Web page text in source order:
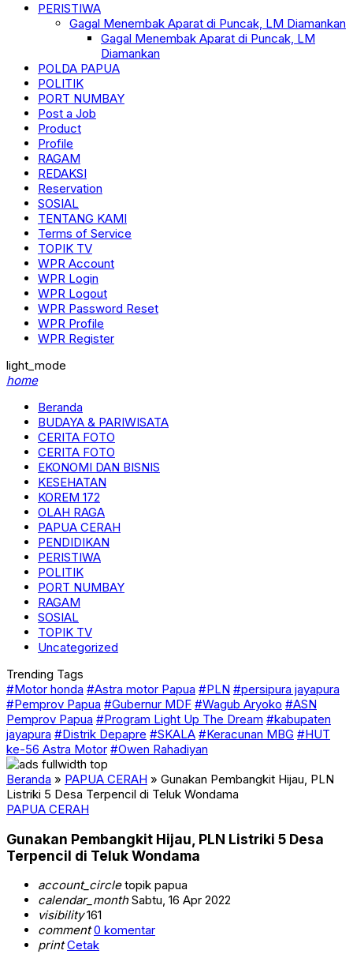
PERISTIWA
Gagal Menembak Aparat di Puncak, LM Diamankan
Gagal Menembak Aparat di Puncak, LM
Diamankan
POLDA PAPUA
POLITIK
PORT NUMBAY
Post a Job
Product
Profile
RAGAM
REDAKSI
Reservation
SOSIAL
TENTANG KAMI
Terms of Service
TOPIK TV
WPR Account
WPR Login
WPR Logout
WPR Password Reset
WPR Profile
WPR Register
light_mode
home
Beranda
BUDAYA & PARIWISATA
CERITA FOTO
CERITA FOTO
EKONOMI DAN BISNIS
KESEHATAN
KOREM 172
OLAH RAGA
PAPUA CERAH
PENDIDIKAN
PERISTIWA
POLITIK
PORT NUMBAY
RAGAM
SOSIAL
TOPIK TV
Uncategorized
Trending Tags
#Motor honda #Astra motor Papua #PLN #persipura jayapura
#Pemprov Papua #Gubernur MDF #Wagub Aryoko #ASN
Pemprov Papua #Program Light Up The Dream #kabupaten
jayapura #Distrik Depapre #SKALA #Keracunan MBG #HUT
ke-56 Astra Motor #Owen Rahadiyan
Beranda » PAPUA CERAH » Gunakan Pembangkit Hijau, PLN
Listriki 5 Desa Terpencil di Teluk Wondama
PAPUA CERAH
Gunakan Pembangkit Hijau, PLN Listriki 5 Desa
Terpencil di Teluk Wondama
account_circletopik papua
calendar_monthSabtu, 16 Apr 2022
visibility161
comment 0 komentar
print Cetak